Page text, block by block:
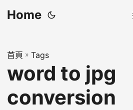
Home
首頁 » Tags
word to jpg
conversion